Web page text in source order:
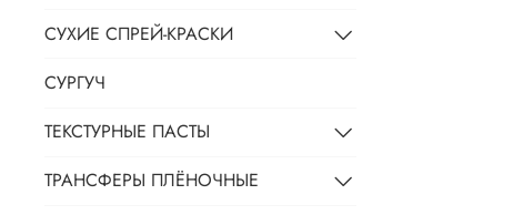
СУХИЕ СПРЕЙ-КРАСКИ
СУРГУЧ
ТЕКСТУРНЫЕ ПАСТЫ
ТРАНСФЕРЫ ПЛЁНОЧНЫЕ